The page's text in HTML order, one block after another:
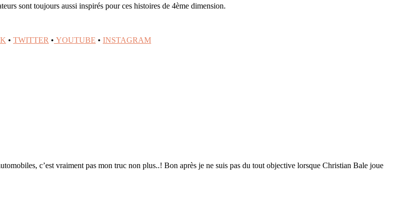
sont toujours aussi inspirés pour ces histoires de 4ème dimension.
• TWITTER • YOUTUBE • INSTAGRAM
c’est vraiment pas mon truc non plus..! Bon après je ne suis pas du tout objective lorsque Christian Bale joue